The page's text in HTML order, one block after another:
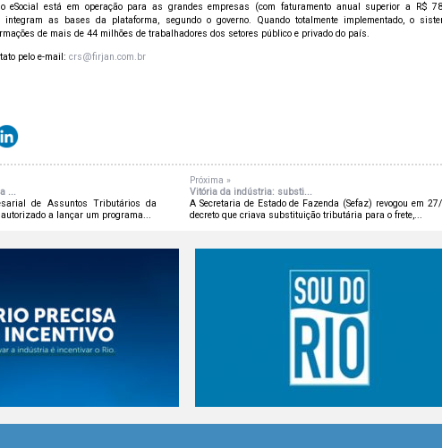
eSocial está em operação para as grandes empresas (com faturamento anual superior a R$
integram as bases da plataforma, segundo o governo. Quando totalmente implementado, o
de mais de 44 milhões de trabalhadores dos setores público e privado do país.
pelo e-mail: crs@firjan.com.br
...
de Assuntos Tributários da
autorizado a lançar um programa...
Próxima »
Vitória da indústria: substi...
A Secretaria de Estado de Fazenda (Sefaz) revogou em
decreto que criava substituição tributária para o frete,...